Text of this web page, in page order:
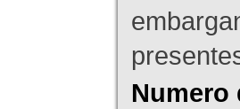
Numero